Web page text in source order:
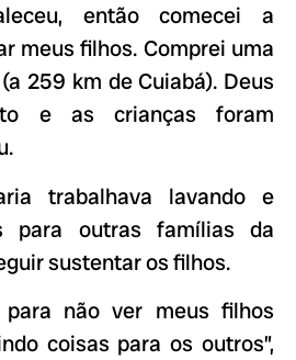
então comecei a
meus filhos. Comprei uma
259 km de Cuiabá). Deus
e as crianças foram
trabalhava lavando e
para outras famílias da
sustentar os filhos.
para não ver meus filhos
coisas para os outros”,